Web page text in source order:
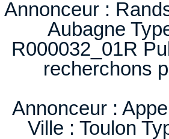
Annonceur :
Aubagne
R000032_01R
recherchons
Annonceur :
Ville : Toulon